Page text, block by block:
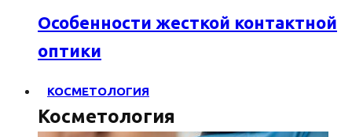
Особенности жесткой контактной
оптики
КОСМЕТОЛОГИЯ
Косметология